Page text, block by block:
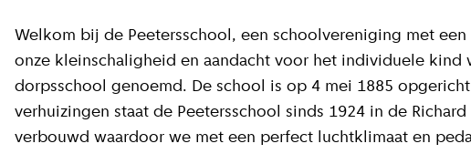
Welkom bij de Peetersschool, een schoolvereniging met
onze kleinschaligheid en aandacht voor het individuele kind
dorpsschool genoemd. De school is op 4 mei 1885
verhuizingen staat de Peetersschool sinds 1924 in de
verbouwd waardoor we met een perfect luchtklimaat en